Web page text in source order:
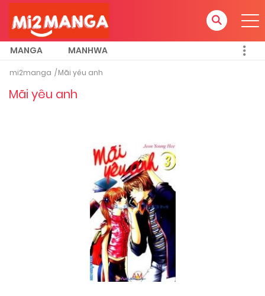
MANGA MANHWA
mi2manga Mãi yêu anh
Mãi yêu anh